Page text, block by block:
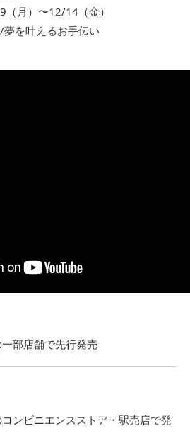
月）〜12/14（金）
を叶えるお手伝い
部店舗で先行発売
ンビニエンスストア・駅売店で発